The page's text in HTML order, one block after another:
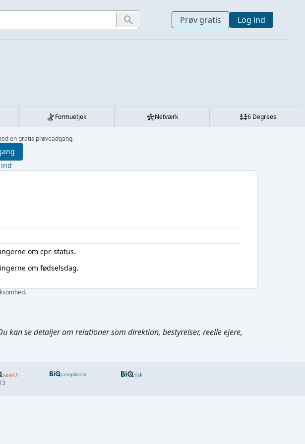
Prøv gratis Log ind
Formuetjek Netværk 6 Degrees
en gratis prøveadgang.
ind
om cpr-status.
om fødselsdag.
se detaljer om relationer som direktion, bestyrelser, reelle ejere,